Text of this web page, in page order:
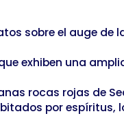
sobre el auge de
exhiben una
rocas rojas de
por espíritus,